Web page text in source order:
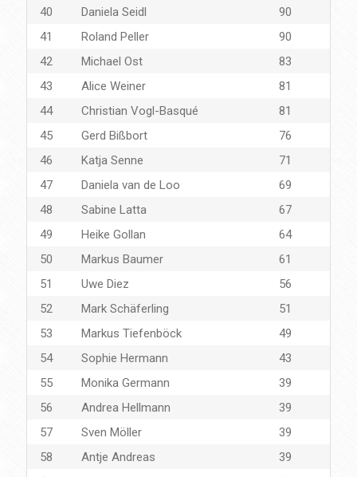
40
Daniela Seidl
90
41
Roland Peller
90
42
Michael Ost
83
43
Alice Weiner
81
44
Christian Vogl-Basqué
81
45
Gerd Bißbort
76
46
Katja Senne
71
47
Daniela van de Loo
69
48
Sabine Latta
67
49
Heike Gollan
64
50
Markus Baumer
61
51
Uwe Diez
56
52
Mark Schäferling
51
53
Markus Tiefenböck
49
54
Sophie Hermann
43
55
Monika Germann
39
56
Andrea Hellmann
39
57
Sven Möller
39
58
Antje Andreas
39